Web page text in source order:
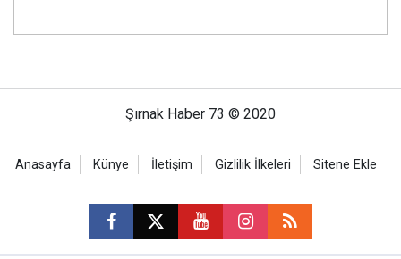
Şırnak Haber 73 © 2020
Anasayfa Künye İletişim Gizlilik İlkeleri Sitene Ekle